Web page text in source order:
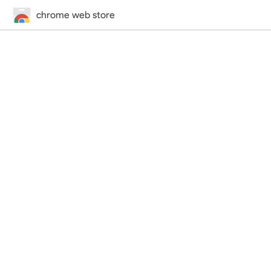
chrome web store